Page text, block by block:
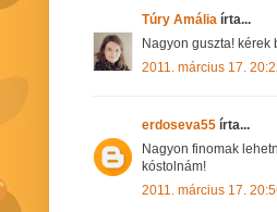
Túry Amália írta...
Nagyon guszta! kérek
2011. március 17.
erdoseva55 írta...
Nagyon finomak
kóstolnám!
2011. március 17.